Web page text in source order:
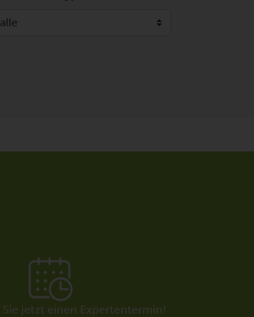
jetzt einen Expertentermin!